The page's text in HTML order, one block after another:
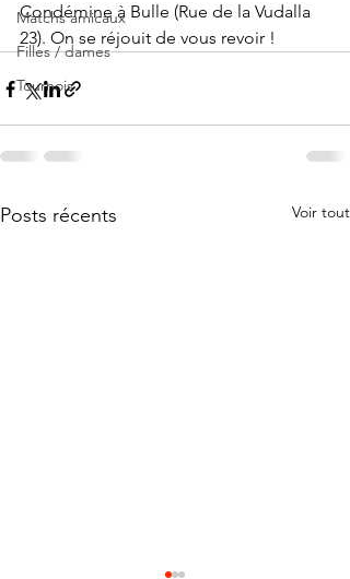
Matchs amicaux
Filles / dames
Tournois
Condémine à Bulle (Rue de la Vudalla
23). On se réjouit de vous revoir !
Posts récents Voir tout